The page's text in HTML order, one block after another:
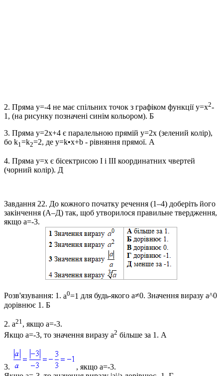
2. Пряма y=-4 не має спільних точок з графіком функціїy=x2-
1 , (на рисунку позначені синім кольором). Б
3. Пряма y=2x+4 є паралельною прямій y=2x (зелений колір),
бо k1=k2=2, де y=k•x+b - рівняння прямої. А
4. Пряма y=x є бісектрисою І і ІІІ координатних чвертей
(чорний колір). Д
Завдання 22. До кожного початку речення (1–4) доберіть його
закінчення (А–Д) так, щоб утворилося правильне твердження,
якщо a=-3.
Розв'язування: 1. a0=1 для будь-якого a≠0. Значення виразу a^0
дорівнює 1. Б
2. a21 , якщо a=-3.
Якщо a=-3, то значення виразу a2 більше за 1. А
3. , якщо a=-3.